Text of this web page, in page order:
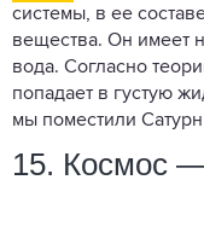
системы, в ее
вещества. Он имеет
вода. Согласно
попадает в густую
мы поместили
15. Космос